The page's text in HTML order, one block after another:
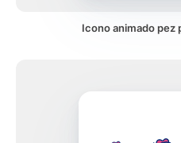
Icono animado pez